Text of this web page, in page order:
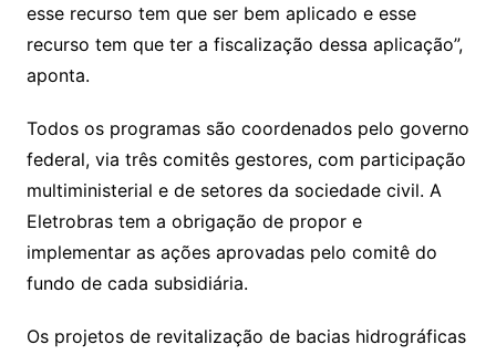
esse recurso tem que ser bem aplicado e esse
recurso tem que ter a fiscalização dessa aplicação”,
aponta.
Todos os programas são coordenados pelo governo
federal, via três comitês gestores, com participação
multiministerial e de setores da sociedade civil. A
Eletrobras tem a obrigação de propor e
implementar as ações aprovadas pelo comitê do
fundo de cada subsidiária.
Os projetos de revitalização de bacias hidrográficas